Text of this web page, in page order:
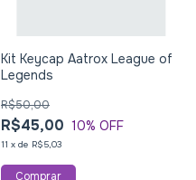
Kit Keycap Aatrox League of
Legends
R$45,00
R$50,00
10% OFF
11 x de R$5,03